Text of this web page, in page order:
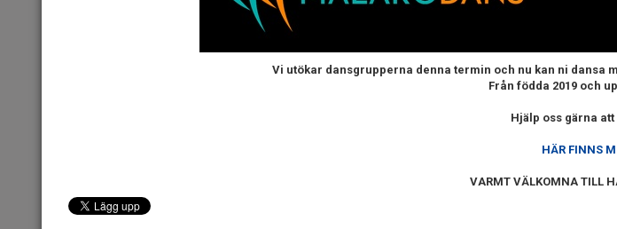
Vi utökar dansgrupperna denna termin och nu kan ni dansa
Från födda 2019 och
Hjälp oss gärna
HÄR FINNS
VARMT VÄLKOMNA TILL